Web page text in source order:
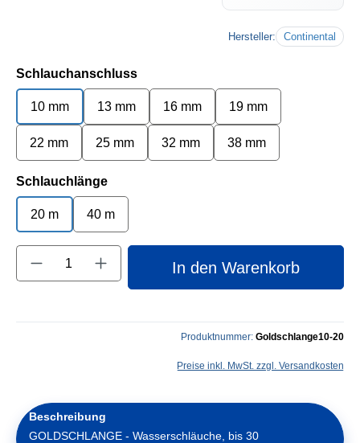
Hersteller: Continental
Schlauchanschlussauswählen
10 mm 13 mm 16 mm 19 mm
22 mm 25 mm 32 mm 38 mm
Schlauchlängeauswählen
20 m 40 m
Produkt Anzahl: Gib den gewünschten
In den Warenkorb
Produktnummer: Goldschlange10-20
Preise inkl. MwSt. zzgl. Versandkosten
Beschreibung
GOLDSCHLANGE - Wasserschläuche, bis 30